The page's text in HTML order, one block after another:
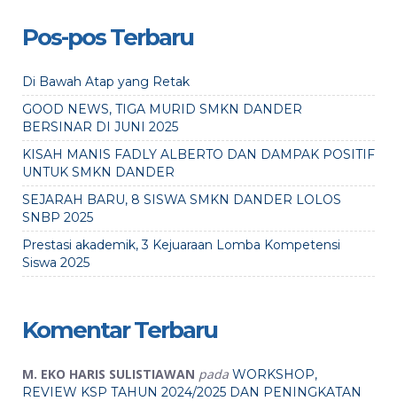
Pos-pos Terbaru
Di Bawah Atap yang Retak
GOOD NEWS, TIGA MURID SMKN DANDER
BERSINAR DI JUNI 2025
KISAH MANIS FADLY ALBERTO DAN DAMPAK POSITIF
UNTUK SMKN DANDER
SEJARAH BARU, 8 SISWA SMKN DANDER LOLOS
SNBP 2025
Prestasi akademik, 3 Kejuaraan Lomba Kompetensi
Siswa 2025
Komentar Terbaru
M. EKO HARIS SULISTIAWAN pada WORKSHOP,
REVIEW KSP TAHUN 2024/2025 DAN PENINGKATAN